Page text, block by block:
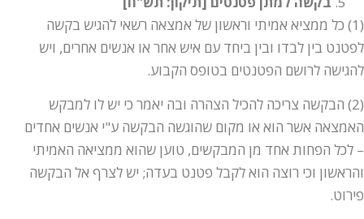
(1) כל ממציא אמיתי וראשון של אמצאה רשאי להגיש בקשה
לפטנט בין לבדו ובין ביחד עם איש אחר או אנשים אחרים, ויש
להגישה לרושם הפטנטים בטופס הקבוע.
(2) הבקשה צריכה להכיל הצהרה ובה יאמר כי יש לו למבקש
האמצאה אשר הוא או מקום שהוגשה הבקשה ע"י אנשים אחדים
– לכל הפחות אחד מן המבקשים, טוען שהוא ממציאה האמיתי
והראשון וכי רוצה הוא לקבל פטנט בעדה; יש לצרף אל הבקשה
פירוט.